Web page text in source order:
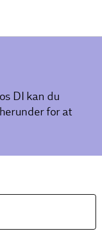
DI kan du
for at